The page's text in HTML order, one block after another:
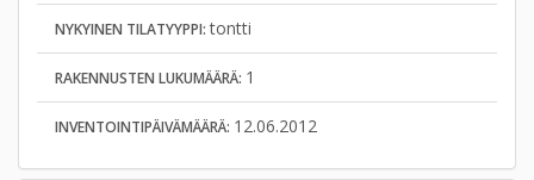
NYKYINEN TILATYYPPI:tontti
RAKENNUSTEN LUKUMÄÄRÄ: 1
INVENTOINTIPÄIVÄMÄÄRÄ: 12.06.2012